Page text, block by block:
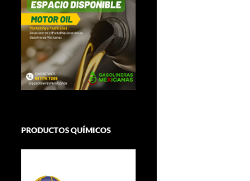
PRODUCTOS QUÍMICOS